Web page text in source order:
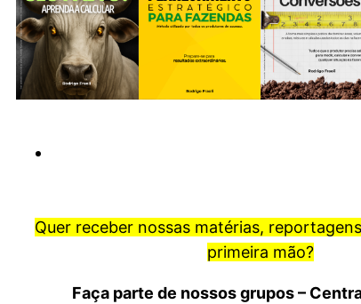
Quer receber nossas matérias,
primeira mão?
Faça parte de nossos grupos –